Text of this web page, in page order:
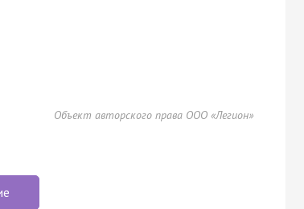
Объект авторского права ООО «Легион»